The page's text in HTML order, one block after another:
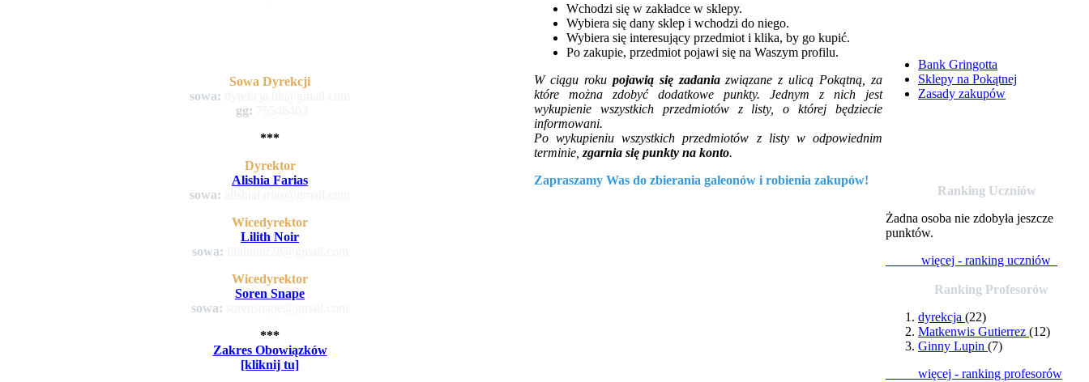
Sowa Dyrekcji
sowa:
gg:
***
Dyrektor
Alishia Farias
sowa:
Wicedyrektor
Lilith Noir
sowa:
Wicedyrektor
Soren Snape
sowa:
***
Zakres Obowiązków
[kliknij tu]
Wchodzi się w zakładce w sklepy.
Wybiera się dany sklep i wchodzi do niego.
Wybiera się interesujący przedmiot i klika, by go kupić.
Po zakupie, przedmiot pojawi się na Waszym profilu.
W ciągu roku pojawią się zadaniazwiązane z ulicą Pokątną, za
które można zdobyć dodatkowe punkty. Jednym z nich jest
wykupienie wszystkich przedmiotów z listy, o której będziecie
informowani.
Po wykupieniu wszystkich przedmiotów z listy w odpowiednim
terminie, zgarnia się punkty na konto.
Zapraszamy Was do zbierania galeonów i robienia zakupów!
Bank Gringotta
Sklepy na Pokątnej
Zasady zakupów
Ranking Uczniów
Żadna osoba nie zdobyła jeszcze
punktów.
więcej - ranking uczniów
Ranking Profesorów
dyrekcja (22)
Matkenwis Gutierrez (12)
Ginny Lupin (7)
więcej - ranking profesorów